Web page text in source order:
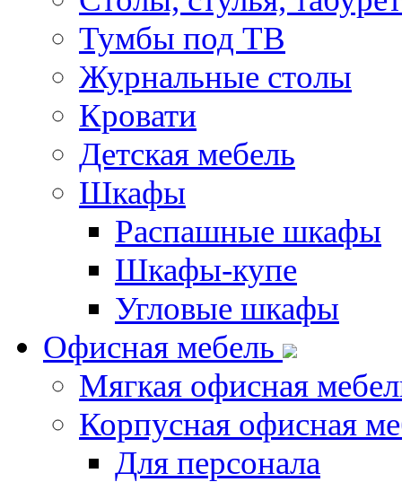
Тумбы под ТВ
Журнальные столы
Кровати
Детская мебель
Шкафы
Распашные шкафы
Шкафы-купе
Угловые шкафы
Офисная мебель
Мягкая офисная
Корпусная офисная
Для персонала